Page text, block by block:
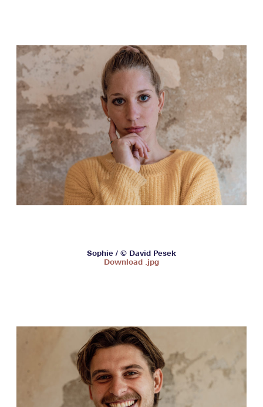
Sophie / © David Pesek
Download .jpg